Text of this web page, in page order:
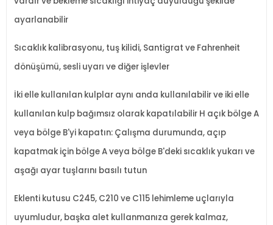
ayarlanabilir
Sıcaklık kalibrasyonu, tuş kilidi, Santigrat ve Fahrenheit
dönüşümü, sesli uyarı ve diğer işlevler
İki elle kullanılan kulplar aynı anda kullanılabilir ve iki elle
kullanılan kulp bağımsız olarak kapatılabilir H açık bölge A
veya bölge B'yi kapatın: Çalışma durumunda, açıp
kapatmak için bölge A veya bölge B'deki sıcaklık yukarı ve
aşağı ayar tuşlarını basılı tutun
Eklenti kutusu C245, C210 ve C115 lehimleme uçlarıyla
uyumludur, başka alet kullanmanıza gerek kalmaz,